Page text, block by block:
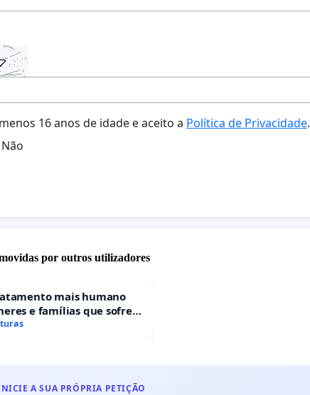
16 anos de idade e aceito a Política de Privacidade.
Não
por outros utilizadores
mais humano
e famílias que sofrem
gestacional nos hospitais
A SUA PRÓPRIA PETIÇÃO